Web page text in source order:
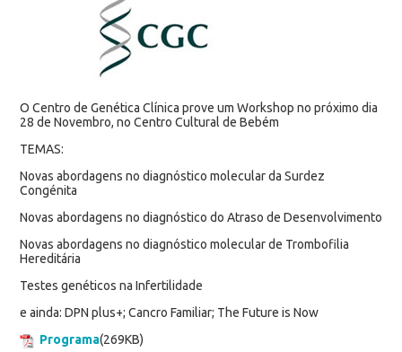
O Centro de Genética Clínica prove um Workshop no próximo dia
28 de Novembro, no Centro Cultural de Bebém
TEMAS:
Novas abordagens no diagnóstico molecular da Surdez
Congénita
Novas abordagens no diagnóstico do Atraso de Desenvolvimento
Novas abordagens no diagnóstico molecular de Trombofilia
Hereditária
Testes genéticos na Infertilidade
e ainda: DPN plus+; Cancro Familiar; The Future is Now
Programa(269KB)